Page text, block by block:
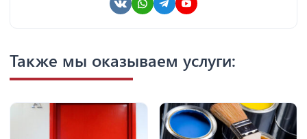
Также мы оказываем услуги: